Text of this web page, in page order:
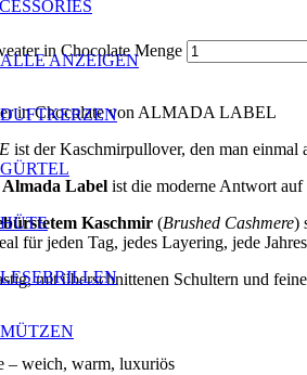
ALLE ANZEIGEN
DUFTKERZEN
GÜRTEL
HÜTE
LESEBRILLEN
MÜTZEN
in Chocolate Menge
in Chocolate von ALMADA LABEL
ist der Kaschmirpullover, den man einmal
Almada Label ist die moderne Antwort
Kaschmir (Brushed Cashmere)
für jeden Tag, jedes Layering, jede
mit überschnittenen Schultern und
– weich, warm, luxuriös